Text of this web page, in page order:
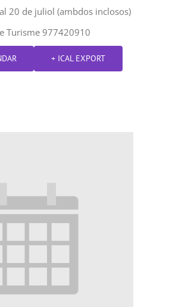
20 de juliol (ambdos inclosos)
Turisme 977420910
+ ICAL EXPORT